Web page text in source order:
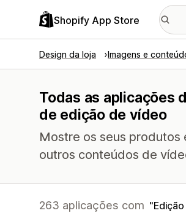
Shopify App Store
Design da loja Imagens e
Todas as aplicações
de edição de vídeo
Mostre os seus produtos
outros conteúdos de
263 aplicações com